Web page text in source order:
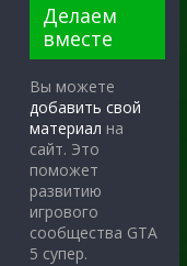
Делаем
вместе
Вы можете
добавить свой
материал на
сайт. Это
поможет
развитию
игрового
сообщества GTA
5 супер.